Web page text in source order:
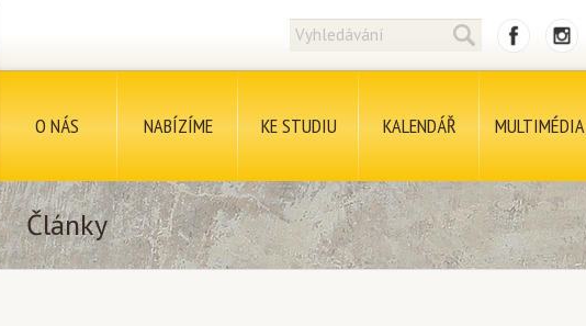
O NÁS NABÍZÍME KE STUDIU KALENDÁŘ MULTIMÉDIA
Články